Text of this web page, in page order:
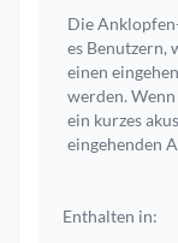
Die
es Benutzern,
einen
werden.
ein kurzes
eingehenden
Enthalten in: